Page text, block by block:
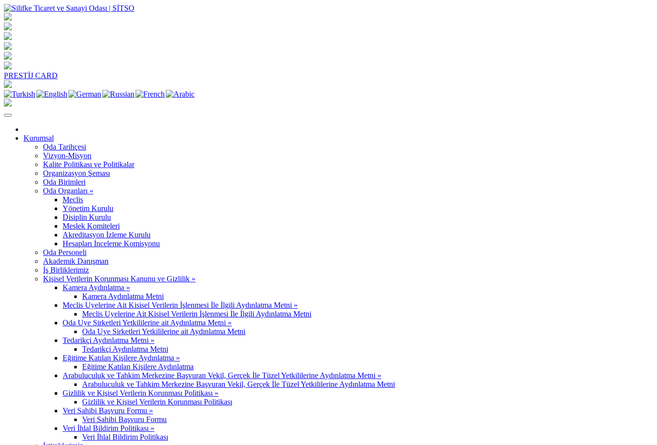
PRESTİJ CARD
Kurumsal
Oda Tarihçesi
Vizyon-Misyon
Kalite Politikası ve Politikalar
Organizasyon Şeması
Oda Birimleri
Oda Organları »
Meclis
Yönetim Kurulu
Disiplin Kurulu
Meslek Komiteleri
Akreditasyon İzleme Kurulu
Hesapları İnceleme Komisyonu
Oda Personeli
Akademik Danışman
İş Birliklerimiz
Kişisel Verilerin Korunması Kanunu ve Gizlilik »
Kamera Aydınlatma »
Kamera Aydınlatma Metni
Meclis Uyelerine Ait Kisisel Verilerin İşlenmesi İle İlgili Aydınlatma Metni »
Meclis Uyelerine Ait Kisisel Verilerin İşlenmesi İle İlgili Aydınlatma Metni
Oda Uye Sirketleri Yetkililerine ait Aydınlatma Metni »
Oda Uye Sirketleri Yetkililerine ait Aydınlatma Metni
Tedarikçi Aydınlatma Metni »
Tedarikçi Aydınlatma Metni
Eğitime Katılan Kişilere Aydınlatma »
Eğitime Katılan Kişilere Aydınlatma
Arabuluculuk ve Tahkim Merkezine Başvuran Vekil, Gerçek İle Tüzel Yetkililerine Aydınlatma Metni »
Arabuluculuk ve Tahkim Merkezine Başvuran Vekil, Gerçek İle Tüzel Yetkililerine Aydınlatma Metni
Gizlilik ve Kişisel Verilerin Korunması Politikası »
Gizlilik ve Kişisel Verilerin Korunması Politikası
Veri Sahibi Başvuru Formu »
Veri Sahibi Başvuru Formu
Veri İhlal Bildirim Politikası »
Veri İhlal Bildirim Politikası